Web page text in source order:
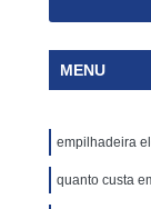
MENU
empilhadeira
quanto custa